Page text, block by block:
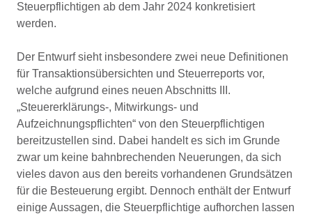
Steuerpflichtigen ab dem Jahr 2024 konkretisiert
werden.
Der Entwurf sieht insbesondere zwei neue Definitionen
für Transaktionsübersichten und Steuerreports vor,
welche aufgrund eines neuen Abschnitts III.
„Steuererklärungs-, Mitwirkungs- und
Aufzeichnungspflichten“ von den Steuerpflichtigen
bereitzustellen sind. Dabei handelt es sich im Grunde
zwar um keine bahnbrechenden Neuerungen, da sich
vieles davon aus den bereits vorhandenen Grundsätzen
für die Besteuerung ergibt. Dennoch enthält der Entwurf
einige Aussagen, die Steuerpflichtige aufhorchen lassen